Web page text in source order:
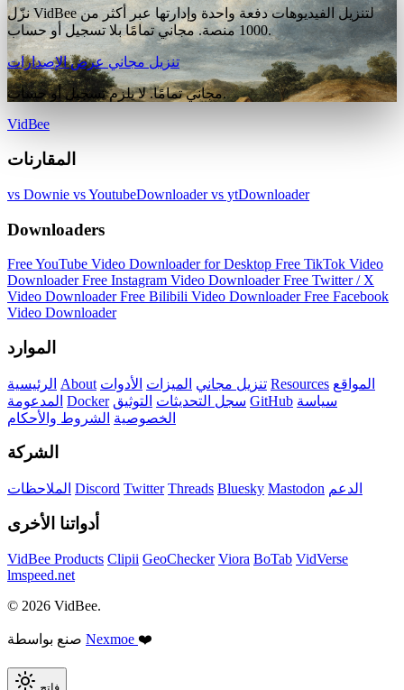
نزّل VidBee لتنزيل الفيديوهات دفعة واحدة وإدارتها عبر أكثر من
1000 منصة. مجاني تمامًا بلا تسجيل أو حساب.
تنزيل مجانيعرض الإصدارات
مجاني تمامًا. لا يلزم تسجيل أو حساب.
VidBee
المقارنات
vs Downie vs YoutubeDownloadervs ytDownloader
Downloaders
Free YouTube Video Downloader for Desktop Free TikTok Video
DownloaderFree Instagram Video DownloaderFree Twitter / X
Video DownloaderFree Bilibili Video DownloaderFree Facebook
Video Downloader
الموارد
الرئيسية About تنزيل مجاني الميزات الأدوات Resources المواقع
المدعومة Docker سجل التحديثات التوثيق GitHub سياسة
الخصوصية الشروط والأحكام
الشركة
الملاحظات Discord Twitter Threads Bluesky Mastodon الدعم
أدواتنا الأخرى
VidBee Products Clipii GeoChecker Viora BoTab VidVerse
lmspeed.net
© 2026 VidBee.
Nexmoe ❤️